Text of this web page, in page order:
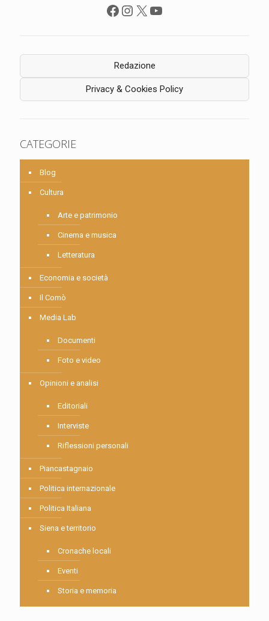
Facebook
Instagram
X YouTube
Redazione
Privacy & Cookies Policy
CATEGORIE
Blog
Cultura
Arte e patrimonio
Cinema e musica
Letteratura
Economia e società
Il Comò
Media Lab
Documenti
Foto e video
Opinioni e analisi
Editoriali
Interviste
Riflessioni personali
Piancastagnaio
Politica internazionale
Politica Italiana
Siena e territorio
Cronache locali
Eventi
Storia e memoria